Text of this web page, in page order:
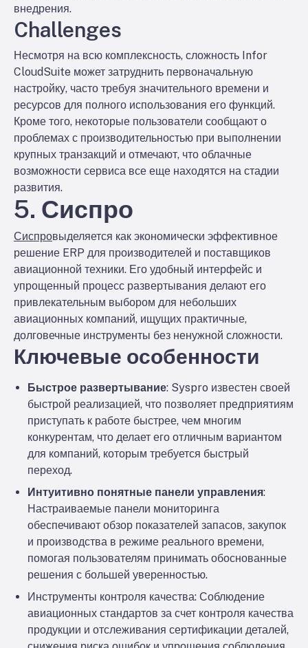
внедрения.
Challenges
Несмотря на всю комплексность, сложность Infor
CloudSuite может затруднить первоначальную
настройку, часто требуя значительного времени и
ресурсов для полного использования его функций.
Кроме того, некоторые пользователи сообщают о
проблемах с производительностью при выполнении
крупных транзакций и отмечают, что облачные
возможности сервиса все еще находятся на стадии
развития.
5. Сиспро
Сиспровыделяется как экономически эффективное
решение ERP для производителей и поставщиков
авиационной техники. Его удобный интерфейс и
упрощенный процесс развертывания делают его
привлекательным выбором для небольших
авиационных компаний, ищущих практичные,
долговечные инструменты без ненужной сложности.
​​Ключевые особенности
Быстрое развертывание: Syspro известен своей
быстрой реализацией, что позволяет предприятиям
приступать к работе быстрее, чем многим
конкурентам, что делает его отличным вариантом
для компаний, которым требуется быстрый
переход.
Интуитивно понятные панели управления:
Настраиваемые панели мониторинга
обеспечивают обзор показателей запасов, закупок
и производства в режиме реального времени,
помогая пользователям принимать обоснованные
решения с большей уверенностью.
Инструменты контроля качества: Соблюдение
авиационных стандартов за счет контроля качества
продукции и отслеживания сертификации деталей,